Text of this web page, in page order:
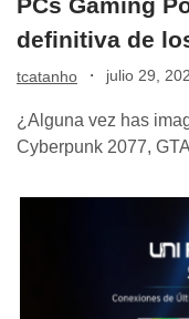
definitiva de
tcatanho · julio 29,
¿Alguna vez has
Cyberpunk 2077,